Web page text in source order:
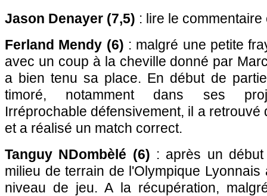
Jason Denayer (7,5) : lire le
Ferland Mendy (6) : malgré une petite
avec un coup à la cheville donné par
a bien tenu sa place. En début de
timoré, notamment dans ses
Irréprochable défensivement, il a retrouvé
et a réalisé un match correct.
Tanguy NDombèlé (6) : après un
milieu de terrain de l'Olympique
niveau de jeu. A la récupération,